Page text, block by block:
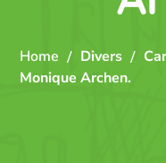
Home Divers
Monique Archen.